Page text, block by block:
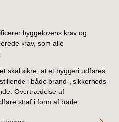
byggelovens krav og
krav, som alle
skal sikre, at et byggeri udføres
i både brand-, sikkerheds-
Overtrædelse af
straf i form af bøde.